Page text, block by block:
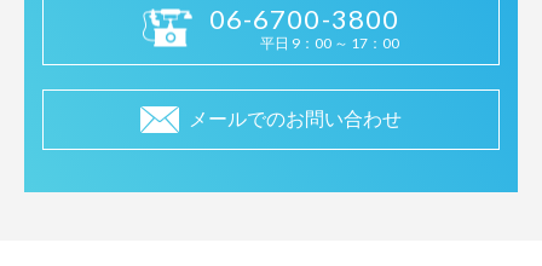
06-6700-3800
平日 9：00 ～ 17：00
メールでのお問い合わせ